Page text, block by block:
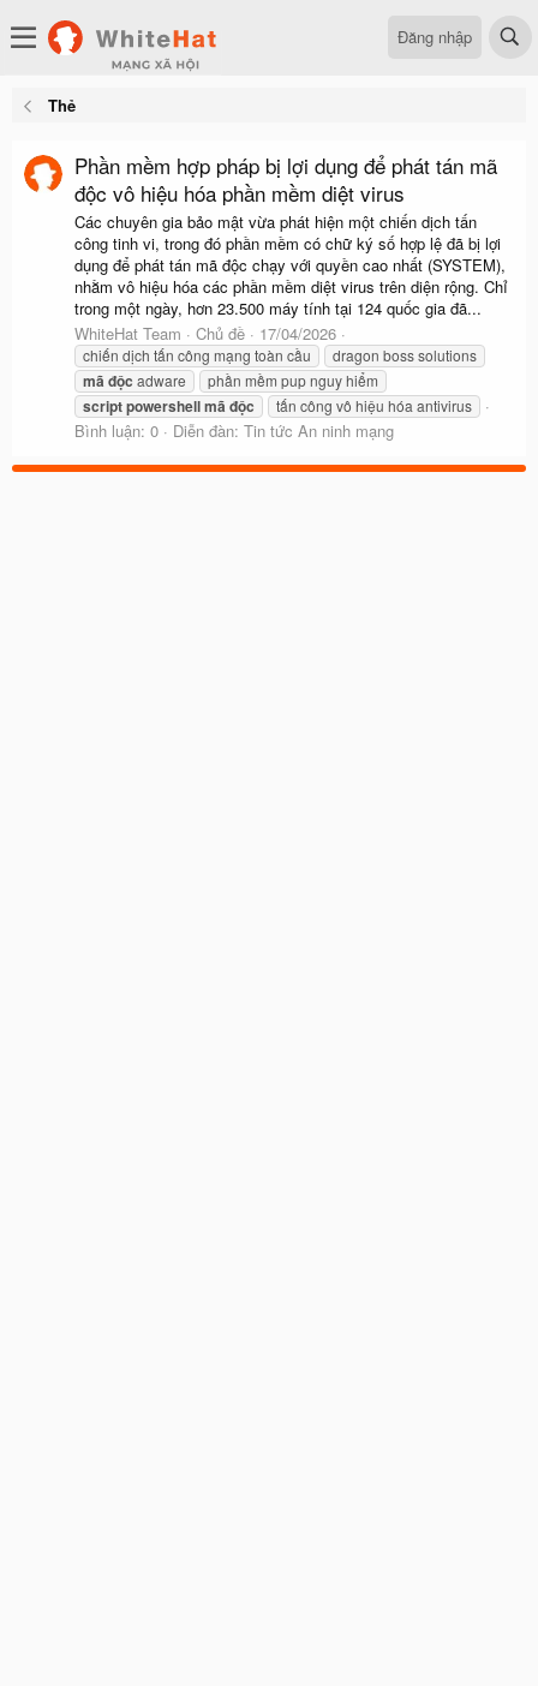
Đăng nhập
Thẻ
Phần mềm hợp pháp bị lợi dụng để phát tán mã
độc vô hiệu hóa phần mềm diệt virus
Các chuyên gia bảo mật vừa phát hiện một chiến dịch tấn
công tinh vi, trong đó phần mềm có chữ ký số hợp lệ đã bị lợi
dụng để phát tán mã độc chạy với quyền cao nhất (SYSTEM),
nhằm vô hiệu hóa các phần mềm diệt virus trên diện rộng. Chỉ
trong một ngày, hơn 23.500 máy tính tại 124 quốc gia đã...
WhiteHat Team
Chủ đề 17/04/2026
chiến dịch tấn công mạng toàn cầu dragon boss solutions
mã độc adware phần mềm pup nguy hiểm
scriptpowershellmã độc tấn công vô hiệu hóa antivirus
Bình luận: 0 Diễn đàn: Tin tức An ninh mạng